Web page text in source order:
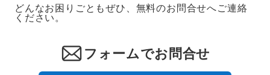
どんなお困りごともぜひ、無料のお問合せへご連絡
ください。
フォームでお問合せ